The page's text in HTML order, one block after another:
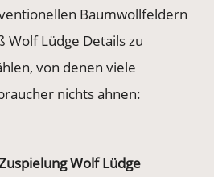
Baumwollfeldern
Wolf Lüdge Details zu
von denen viele
nichts ahnen:
Wolf Lüdge